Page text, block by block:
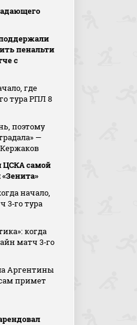
пенальти
с
где
тура РПЛ 8
поэтому
—
ЦСКА самой
начало,
3‑го тура
когда
матч 3‑го
Аргентины
примет